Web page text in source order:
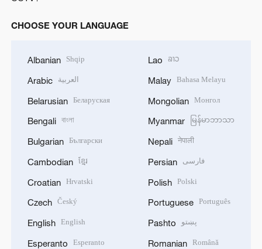
CHOOSE YOUR LANGUAGE
Albanian Shqip
Arabic العربية
Belarusian Беларуская
Bengali বাংলা
Bulgarian Български
Cambodian ខ្មែរ
Croatian Hrvatski
Czech Český
English English
Esperanto Esperanto
Lao ລາວ
Malay Bahasa Melayu
Mongolian Монгол
Myanmar မြန်မာဘာသာ
Nepali नेपाली
Persian فارسی
Polish Polski
Portuguese Português
Pashto پښتو
Romanian Română